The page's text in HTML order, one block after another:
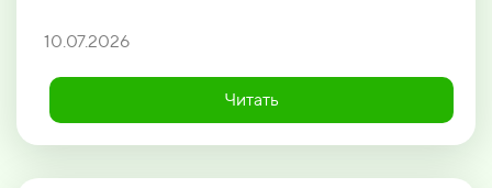
10.07.2026
Читать